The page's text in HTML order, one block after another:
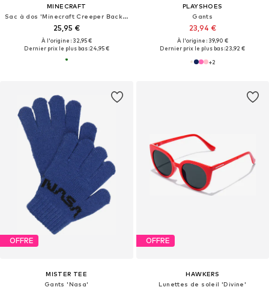
MINECRAFT
Sac à dos 'Minecraft Creeper Backpack'
25,95 €
À l'origine : 32,95 €
Dernier prix le plus bas :24,95 €
PLAYSHOES
Gants
23,94 €
À l'origine : 39,90 €
Dernier prix le plus bas :23,92 €
+2
OFFRE
MISTER TEE
Gants 'Nasa'
OFFRE
HAWKERS
Lunettes de soleil 'Divine'